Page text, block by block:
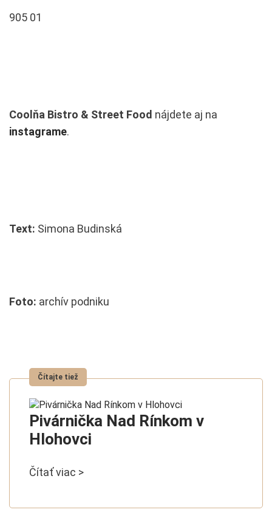
905 01
Coolňa Bistro & Street Food nájdete aj na
instagrame.
Text: Simona Budinská
Foto: archív podniku
Pivárnička Nad Rínkom v
Hlohovci
Čítať viac >